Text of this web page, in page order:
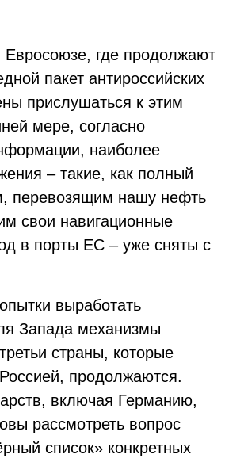
где продолжают
пакет антироссийских
прислушаться к этим
мере, согласно
наиболее
– такие, как полный
перевозящим нашу нефть
свои навигационные
в порты ЕС – уже сняты с
выработать
Запада механизмы
страны, которые
продолжаются.
включая Германию,
рассмотреть вопрос
список» конкретных